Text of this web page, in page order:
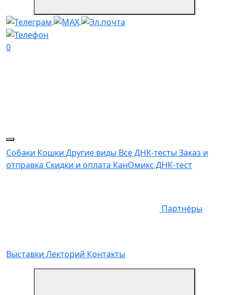
0
Собаки Кошки Другие виды Все ДНК-тесты Заказ и
отправка Скидки и оплата КанОмикс ДНК-тест
Партнёры
Выставки Лекторий Контакты